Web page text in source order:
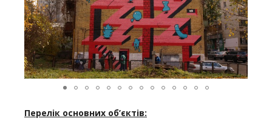
Перелік основних об’єктів: